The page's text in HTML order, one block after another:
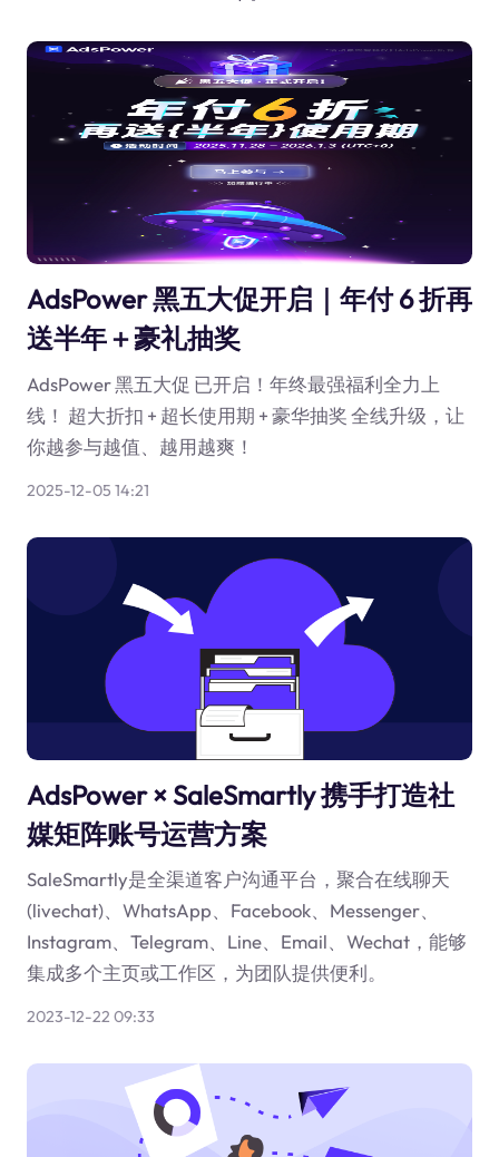
AdsPower 黑五大促开启｜年付 6 折再
送半年＋豪礼抽奖
AdsPower 黑五大促 已开启！年终最强福利全力上
线！ 超大折扣 + 超长使用期 + 豪华抽奖 全线升级，让
你越参与越值、越用越爽！
2025-12-05 14:21
AdsPower × SaleSmartly 携手打造社
媒矩阵账号运营方案
SaleSmartly是全渠道客户沟通平台，聚合在线聊天
(livechat)、WhatsApp、Facebook、Messenger、
Instagram、Telegram、Line、Email、Wechat，能够
集成多个主页或工作区，为团队提供便利。
2023-12-22 09:33